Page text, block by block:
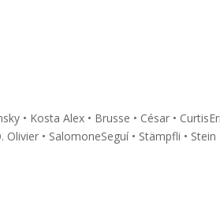
• Kosta Alex • Brusse • César •
• SalomoneSeguí • Stämpfli • Stein